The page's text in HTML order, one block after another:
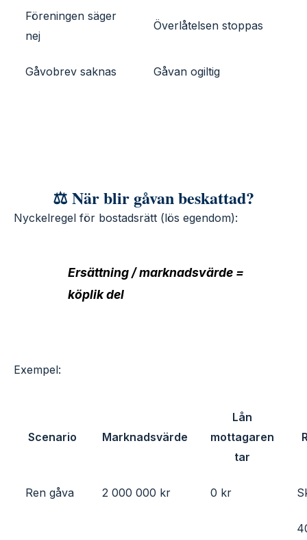
Föreningen säger
nej
Överlåtelsen stoppas
Gåvobrev saknas Gåvan ogiltig
⚖️ När blir gåvan beskattad?
Nyckelregel för bostadsrätt (lös egendom):
Ersättning / marknadsvärde =
köplik del
Exempel:
Scenario Marknadsvärde
Lån
mottagaren
tar
Ren gåva 2 000 000 kr 0 kr